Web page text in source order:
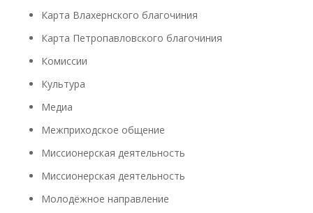
Карта Влахернского благочиния
Карта Петропавловского благочиния
Комиссии
Культура
Медиа
Межприходское общение
Миссионерская деятельность
Миссионерская деятельность
Молодёжное направление